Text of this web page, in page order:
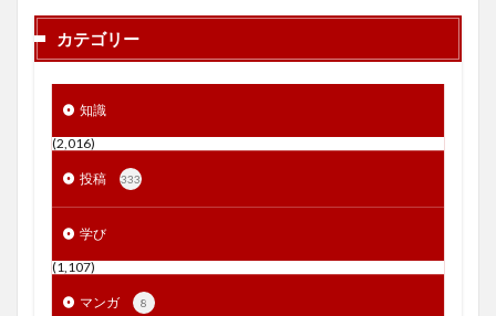
カテゴリー
知識
(2,016)
投稿 333
学び
(1,107)
マンガ 8